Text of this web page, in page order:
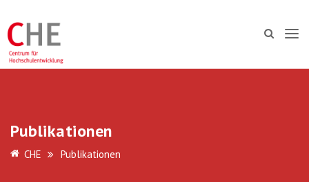
Publikationen
CHE Publikationen